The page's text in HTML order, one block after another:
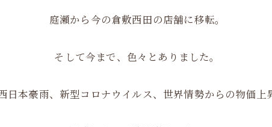
庭瀬から今の倉敷西田の店舗に移転。
そして今まで、色々とありました。
日本豪雨、新型コロナウイルス、世界情勢からの物価上